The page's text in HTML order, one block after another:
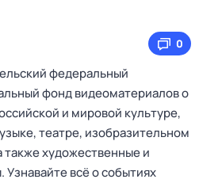
0
федеральный
фонд видеоматериалов о
и мировой культуре,
театре, изобразительном
также художественные и
всё о событиях